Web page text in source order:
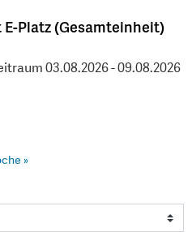
Platz (Gesamteinheit)
03.08.2026 - 09.08.2026
»